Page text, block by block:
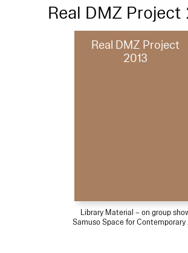
Real DMZ Project
Real DMZ Project
2013
Library Material – on group
Samuso Space for Contemporary